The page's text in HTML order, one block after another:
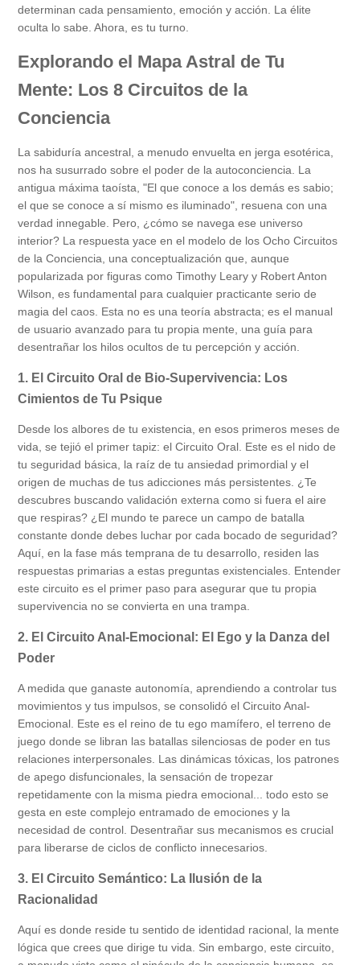
determinan cada pensamiento, emoción y acción. La élite
oculta lo sabe. Ahora, es tu turno.
Explorando el Mapa Astral de Tu
Mente: Los 8 Circuitos de la
Conciencia
La sabiduría ancestral, a menudo envuelta en jerga esotérica,
nos ha susurrado sobre el poder de la autoconciencia. La
antigua máxima taoísta, "El que conoce a los demás es sabio;
el que se conoce a sí mismo es iluminado", resuena con una
verdad innegable. Pero, ¿cómo se navega ese universo
interior? La respuesta yace en el modelo de los Ocho Circuitos
de la Conciencia, una conceptualización que, aunque
popularizada por figuras como Timothy Leary y Robert Anton
Wilson, es fundamental para cualquier practicante serio de
magia del caos. Esta no es una teoría abstracta; es el manual
de usuario avanzado para tu propia mente, una guía para
desentrañar los hilos ocultos de tu percepción y acción.
1. El Circuito Oral de Bio-Supervivencia: Los
Cimientos de Tu Psique
Desde los albores de tu existencia, en esos primeros meses de
vida, se tejió el primer tapiz: el Circuito Oral. Este es el nido de
tu seguridad básica, la raíz de tu ansiedad primordial y el
origen de muchas de tus adicciones más persistentes. ¿Te
descubres buscando validación externa como si fuera el aire
que respiras? ¿El mundo te parece un campo de batalla
constante donde debes luchar por cada bocado de seguridad?
Aquí, en la fase más temprana de tu desarrollo, residen las
respuestas primarias a estas preguntas existenciales. Entender
este circuito es el primer paso para asegurar que tu propia
supervivencia no se convierta en una trampa.
2. El Circuito Anal-Emocional: El Ego y la Danza del
Poder
A medida que ganaste autonomía, aprendiendo a controlar tus
movimientos y tus impulsos, se consolidó el Circuito Anal-
Emocional. Este es el reino de tu ego mamífero, el terreno de
juego donde se libran las batallas silenciosas de poder en tus
relaciones interpersonales. Las dinámicas tóxicas, los patrones
de apego disfuncionales, la sensación de tropezar
repetidamente con la misma piedra emocional... todo esto se
gesta en este complejo entramado de emociones y la
necesidad de control. Desentrañar sus mecanismos es crucial
para liberarse de ciclos de conflicto innecesarios.
3. El Circuito Semántico: La Ilusión de la
Racionalidad
Aquí es donde reside tu sentido de identidad racional, la mente
lógica que crees que dirige tu vida. Sin embargo, este circuito,